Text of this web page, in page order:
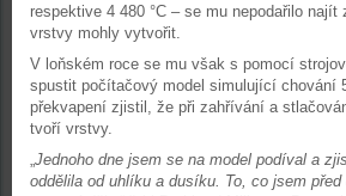
respektive 4 480 °C – se mu nepodařilo
vrstvy mohly vytvořit.
V loňském roce se mu však s pomocí
spustit počítačový model simulující chování
překvapení zjistil, že při zahřívání a
tvoří vrstvy.
„Jednoho dne jsem se na model podíval a
oddělila od uhlíku a dusíku. To, co jsem